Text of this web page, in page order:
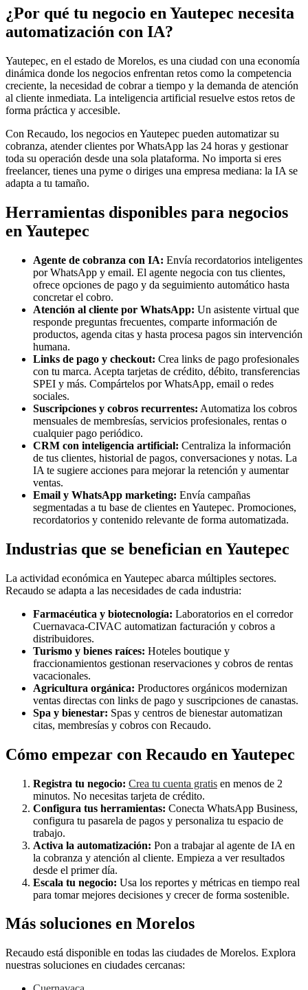
¿Por qué tu negocio en Yautepec necesita
automatización con IA?
Yautepec, en el estado de Morelos, es una ciudad con una economía
dinámica donde los negocios enfrentan retos como la competencia
creciente, la necesidad de cobrar a tiempo y la demanda de atención
al cliente inmediata. La inteligencia artificial resuelve estos retos de
forma práctica y accesible.
Con Recaudo, los negocios en Yautepec pueden automatizar su
cobranza, atender clientes por WhatsApp las 24 horas y gestionar
toda su operación desde una sola plataforma. No importa si eres
freelancer, tienes una pyme o diriges una empresa mediana: la IA se
adapta a tu tamaño.
Herramientas disponibles para negocios
en Yautepec
Agente de cobranza con IA: Envía recordatorios inteligentes
por WhatsApp y email. El agente negocia con tus clientes,
ofrece opciones de pago y da seguimiento automático hasta
concretar el cobro.
Atención al cliente por WhatsApp: Un asistente virtual que
responde preguntas frecuentes, comparte información de
productos, agenda citas y hasta procesa pagos sin intervención
humana.
Links de pago y checkout: Crea links de pago profesionales
con tu marca. Acepta tarjetas de crédito, débito, transferencias
SPEI y más. Compártelos por WhatsApp, email o redes
sociales.
Suscripciones y cobros recurrentes: Automatiza los cobros
mensuales de membresías, servicios profesionales, rentas o
cualquier pago periódico.
CRM con inteligencia artificial: Centraliza la información
de tus clientes, historial de pagos, conversaciones y notas. La
IA te sugiere acciones para mejorar la retención y aumentar
ventas.
Email y WhatsApp marketing: Envía campañas
segmentadas a tu base de clientes en Yautepec. Promociones,
recordatorios y contenido relevante de forma automatizada.
Industrias que se benefician en Yautepec
La actividad económica en Yautepec abarca múltiples sectores.
Recaudo se adapta a las necesidades de cada industria:
Farmacéutica y biotecnología: Laboratorios en el corredor
Cuernavaca-CIVAC automatizan facturación y cobros a
distribuidores.
Turismo y bienes raíces: Hoteles boutique y
fraccionamientos gestionan reservaciones y cobros de rentas
vacacionales.
Agricultura orgánica: Productores orgánicos modernizan
ventas directas con links de pago y suscripciones de canastas.
Spa y bienestar: Spas y centros de bienestar automatizan
citas, membresías y cobros con Recaudo.
Cómo empezar con Recaudo en Yautepec
Registra tu negocio: Crea tu cuenta gratis en menos de 2
minutos. No necesitas tarjeta de crédito.
Configura tus herramientas: Conecta WhatsApp Business,
configura tu pasarela de pagos y personaliza tu espacio de
trabajo.
Activa la automatización: Pon a trabajar al agente de IA en
la cobranza y atención al cliente. Empieza a ver resultados
desde el primer día.
Escala tu negocio: Usa los reportes y métricas en tiempo real
para tomar mejores decisiones y crecer de forma sostenible.
Más soluciones en Morelos
Recaudo está disponible en todas las ciudades de Morelos. Explora
nuestras soluciones en ciudades cercanas: